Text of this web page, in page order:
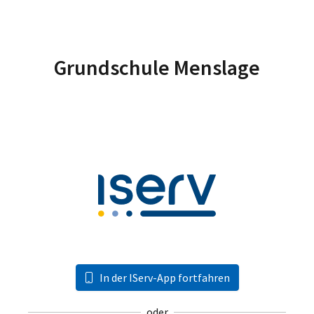
Grundschule Menslage
In der IServ-App fortfahren